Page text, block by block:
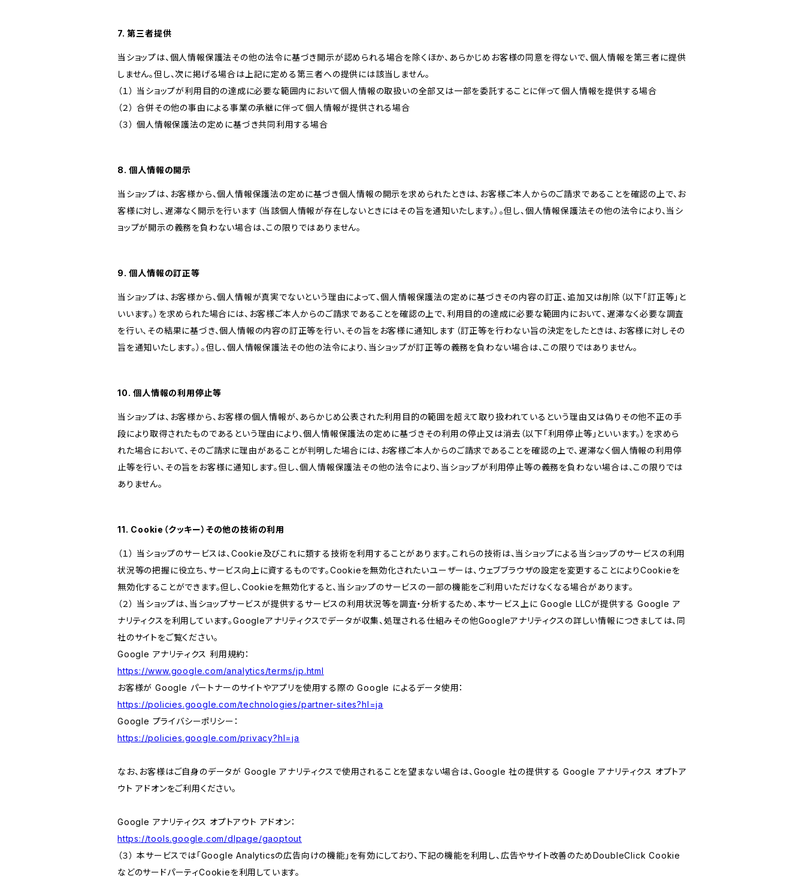
7. 第三者提供
当ショップは、個人情報保護法その他の法令に基づき開示が認められる場合を除くほか、あらかじめお客様の同意を得ないで、個人情報を第三者に提供
しません。但し、次に掲げる場合は上記に定める第三者への提供には該当しません。
（１） 当ショップが利用目的の達成に必要な範囲内において個人情報の取扱いの全部又は一部を委託することに伴って個人情報を提供する場合
（２） 合併その他の事由による事業の承継に伴って個人情報が提供される場合
（３） 個人情報保護法の定めに基づき共同利用する場合
8. 個人情報の開示
当ショップは、お客様から、個人情報保護法の定めに基づき個人情報の開示を求められたときは、お客様ご本人からのご請求であることを確認の上で、お
客様に対し、遅滞なく開示を行います（当該個人情報が存在しないときにはその旨を通知いたします。）。但し、個人情報保護法その他の法令により、当シ
ョップが開示の義務を負わない場合は、この限りではありません。
9. 個人情報の訂正等
当ショップは、お客様から、個人情報が真実でないという理由によって、個人情報保護法の定めに基づきその内容の訂正、追加又は削除（以下「訂正等」と
いいます。）を求められた場合には、お客様ご本人からのご請求であることを確認の上で、利用目的の達成に必要な範囲内において、遅滞なく必要な調査
を行い、その結果に基づき、個人情報の内容の訂正等を行い、その旨をお客様に通知します（訂正等を行わない旨の決定をしたときは、お客様に対しその
旨を通知いたします。）。但し、個人情報保護法その他の法令により、当ショップが訂正等の義務を負わない場合は、この限りではありません。
10. 個人情報の利用停止等
当ショップは、お客様から、お客様の個人情報が、あらかじめ公表された利用目的の範囲を超えて取り扱われているという理由又は偽りその他不正の手
段により取得されたものであるという理由により、個人情報保護法の定めに基づきその利用の停止又は消去（以下「利用停止等」といいます。）を求めら
れた場合において、そのご請求に理由があることが判明した場合には、お客様ご本人からのご請求であることを確認の上で、遅滞なく個人情報の利用停
止等を行い、その旨をお客様に通知します。但し、個人情報保護法その他の法令により、当ショップが利用停止等の義務を負わない場合は、この限りでは
ありません。
11. Cookie（クッキー）その他の技術の利用
（１） 当ショップのサービスは、Cookie及びこれに類する技術を利用することがあります。これらの技術は、当ショップによる当ショップのサービスの利用
状況等の把握に役立ち、サービス向上に資するものです。Cookieを無効化されたいユーザーは、ウェブブラウザの設定を変更することによりCookieを
無効化することができます。但し、Cookieを無効化すると、当ショップのサービスの一部の機能をご利用いただけなくなる場合があります。
（２） 当ショップは、当ショップサービスが提供するサービスの利用状況等を調査・分析するため、本サービス上に Google LLCが提供する Google ア
ナリティクスを利用しています。Googleアナリティクスでデータが収集、処理される仕組みその他Googleアナリティクスの詳しい情報につきましては、同
社のサイトをご覧ください。
Google アナリティクス 利用規約：
https://www.google.com/analytics/terms/jp.html
お客様が Google パートナーのサイトやアプリを使用する際の Google によるデータ使用：
https://policies.google.com/technologies/partner-sites?hl=ja
Google プライバシーポリシー：
https://policies.google.com/privacy?hl=ja
なお、お客様はご自身のデータが Google アナリティクスで使用されることを望まない場合は、Google 社の提供する Google アナリティクス オプトア
ウト アドオンをご利用ください。
Google アナリティクス オプトアウト アドオン：
https://tools.google.com/dlpage/gaoptout
（３） 本サービスでは「Google Analyticsの広告向けの機能」を有効にしており、下記の機能を利用し、広告やサイト改善のためDoubleClick Cookie
などのサードパーティCookieを利用しています。